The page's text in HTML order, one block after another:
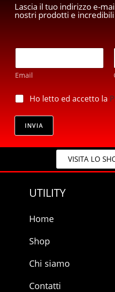
Lascia il tuo indirizzo e-
nostri prodotti e
v
a
y
m
i
l
E
a
i
*
Email
p
r
i
a
Ho letto ed accetto la
INVIA
VISITA LO
UTILITY
Home
Shop
Chi siamo
Contatti